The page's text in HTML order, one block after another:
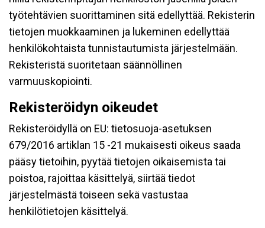
työtehtävien suorittaminen sitä edellyttää. Rekisterin
tietojen muokkaaminen ja lukeminen edellyttää
henkilökohtaista tunnistautumista järjestelmään.
Rekisteristä suoritetaan säännöllinen
varmuuskopiointi.
Rekisteröidyn oikeudet
Rekisteröidyllä on EU: tietosuoja-asetuksen
679/2016 artiklan 15 -21 mukaisesti oikeus saada
pääsy tietoihin, pyytää tietojen oikaisemista tai
poistoa, rajoittaa käsittelyä, siirtää tiedot
järjestelmästä toiseen sekä vastustaa
henkilötietojen käsittelyä.